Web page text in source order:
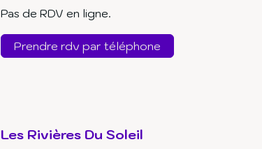
Pas de RDV en ligne.
Prendre rdv par téléphone
Les Rivières Du Soleil